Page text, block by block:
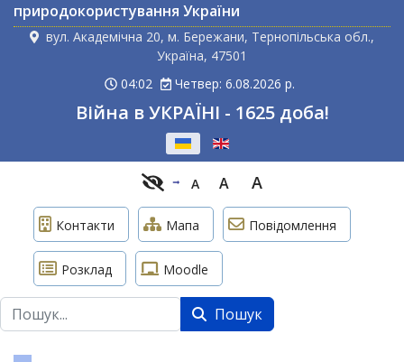
природокористування України
вул. Академічна 20, м. Бережани, Тернопільська обл.,
Україна, 47501
04:02
Четвер: 6.08.2026 р.
Війна в УКРАЇНІ - 1625 доба!
A A A
Контакти Мапа Повідомлення
Розклад Moodle
Пошук Пошук